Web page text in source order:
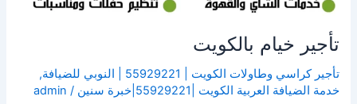
تأجير خيام بالكويت
تأجير كراسي وطاولات الكويت | 55929221 | النوبي للضيافة
,
خدمة الضيافة العربية الكويت |55929221|خبرة سنين
/
admin